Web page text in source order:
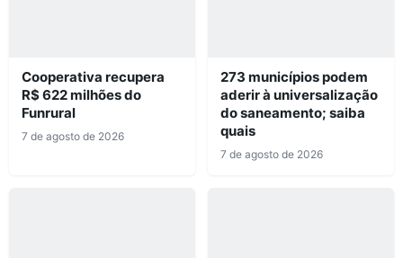
Cooperativa recupera
R$ 622 milhões do
Funrural
7 de agosto de 2026
273 municípios podem
aderir à universalização
do saneamento; saiba
quais
7 de agosto de 2026